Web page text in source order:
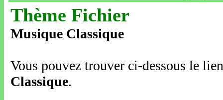
Thème Fichier
Musique Classique
Vous pouvez trouver ci-dessous le
Classique.